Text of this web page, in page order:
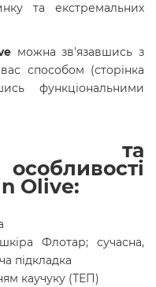
та екстремальних
можна зв'язавшись з
способом (сторінка
функціональними
та
Olive:
Флотар; сучасна,
підкладка
каучуку (ТЕП)